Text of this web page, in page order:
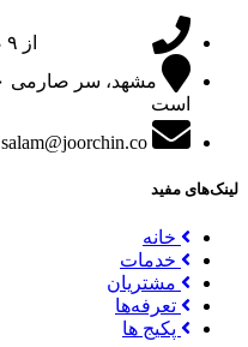
از ۹ صبح هستیم و پیغام‌گیر چک می‌شود
مشهد، سر صارمی ۶۰ پلاک ۲۹
است
salam@joorchin.co
لینک‌های مفید
خانه
خدمات
مشتریان
تعرفه‌ها
پکیج ها